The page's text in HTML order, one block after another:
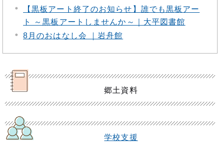
【黒板アート終了のお知らせ】誰でも黒板アー
ト ～黒板アートしませんか～｜大平図書館
8月のおはなし会 ｜岩舟館
郷土資料
学校支援